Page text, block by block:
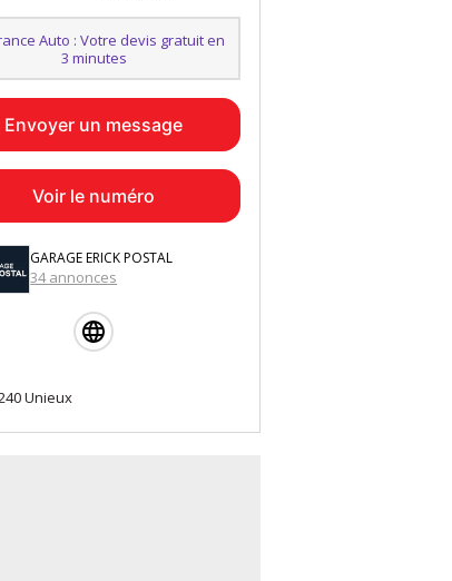
Auto : Votre devis gratuit en
3 minutes
Envoyer un message
Voir le numéro
GARAGE ERICK POSTAL
34 annonces
Unieux